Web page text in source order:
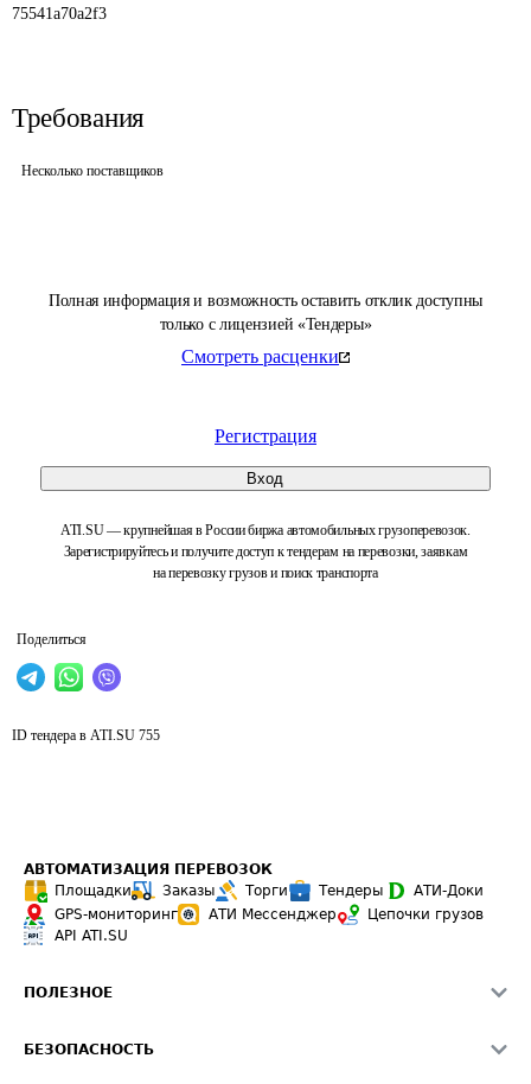
Полная информация и возможность оставить отклик доступны
только с лицензией «Тендеры»
Смотреть расценки
Регистрация
Вход
ATI.SU — крупнейшая в России биржа автомобильных грузоперевозок.
Зарегистрируйтесь и получите доступ к тендерам на перевозки, заявкам
на перевозку грузов и поиск транспорта
Поделиться
75541a70a2f3
Требования
Несколько поставщиков
ID тендера в ATI.SU 755
АВТОМАТИЗАЦИЯ ПЕРЕВОЗОК
Площадки
Заказы Торги Тендеры
АТИ-Доки
GPS-мониторинг
АТИ Мессенджер
Цепочки грузов
API ATI.SU
ПОЛЕЗНОЕ
БЕЗОПАСНОСТЬ